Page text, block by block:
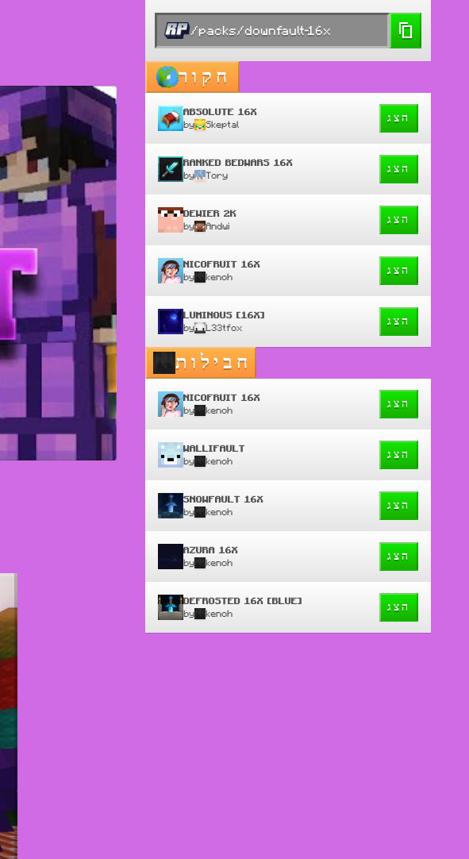
/packs/downfault-16x
חקור
ABSOLUTE 16X
by Skeptal
הצג
RANKED BEDWARS 16X
by Tory
הצג
DEWIER 2K
by Andwi
הצג
NICOFRUIT 16X
by kenoh
הצג
LUMINOUS [16X]
by L33tfox
הצג
חבילות
NICOFRUIT 16X
by kenoh
הצג
WALLIFAULT
by kenoh
הצג
SNOWFAULT 16X
by kenoh
הצג
AZURA 16X
by kenoh
הצג
DEFROSTED 16X [BLUE]
by kenoh
הצג